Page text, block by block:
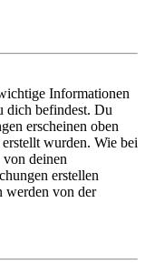
Informationen
dich befindest. Du
erscheinen oben
wurden. Wie bei
von deinen
erstellen
werden von der